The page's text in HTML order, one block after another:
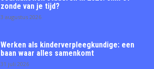
zonde van je tijd?
3 augustus 2026
Werken als kinderverpleegkundige: een
baan waar alles samenkomt
31 juli 2026